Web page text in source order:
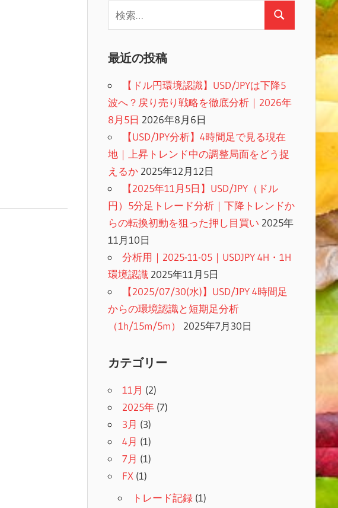
検
最近の投稿
【ドル円環境認識】USD/JPYは下降5
波へ？戻り売り戦略を徹底分析｜2026年
8月5日 2026年8月6日
【USD/JPY分析】4時間足で見る現在
地｜上昇トレンド中の調整局面をどう捉
えるか 2025年12月12日
【2025年11月5日】USD/JPY（ドル
円）5分足トレード分析｜下降トレンドか
らの転換初動を狙った押し目買い 2025年
11月10日
分析用｜2025-11-05｜USDJPY 4H・1H
環境認識 2025年11月5日
【2025/07/30(水)】USD/JPY 4時間足
からの環境認識と短期足分析
（1h/15m/5m）
2025年7月30日
カテゴリー
11月 (2)
2025年(7)
3月 (3)
4月 (1)
7月 (1)
FX(1)
トレード記録(1)